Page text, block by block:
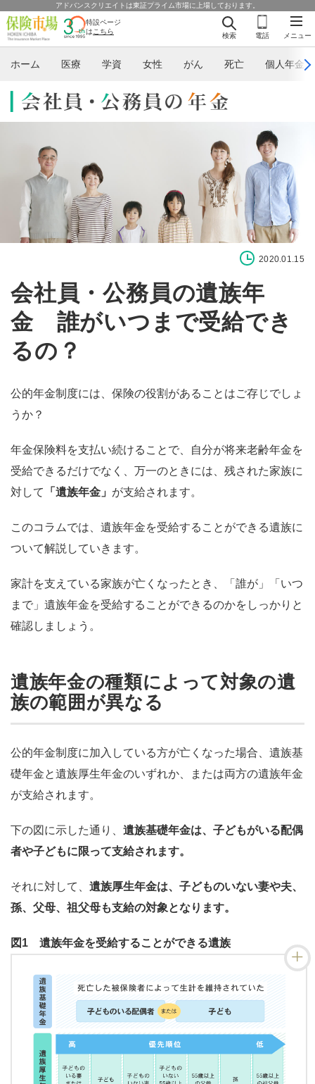
アドバンスクリエイトは東証プライム市場に上場しております。
メニュー
検索 電話
特設ページ
は こちら
ホーム 医療 学資 女性 がん 死亡 個人年金
2020.01.15
会社員・公務員の遺族年
金 誰がいつまで受給でき
るの？
公的年金制度には、保険の役割があることはご存じでしょ
うか？
年金保険料を支払い続けることで、自分が将来老齢年金を
受給できるだけでなく、万一のときには、残された家族に
対して
「遺族年金」 が支給されます。
このコラムでは、遺族年金を受給することができる遺族に
ついて解説していきます。
家計を支えている家族が亡くなったとき、「誰が」「いつ
まで」遺族年金を受給することができるのかをしっかりと
確認しましょう。
遺族年金の種類によって対象の遺
族の範囲が異なる
公的年金制度に加入している方が亡くなった場合、遺族基
礎年金と遺族厚生年金のいずれか、または両方の遺族年金
が支給されます。
下の図に示した通り、 遺族基礎年金は、子どもがいる配偶
者や子どもに限って支給されます。
それに対して、 遺族厚生年金は、子どものいない妻や夫、
孫、父母、祖父母も支給の対象となります。
図1 遺族年金を受給することができる遺族